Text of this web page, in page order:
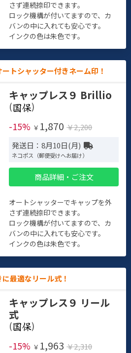
さず連続捺印できます。
ロック機構が付いてますので、カ
バンの中に入れても安心です。
インクの色は朱色です。
トシャッター付きネーム印！
キャップレス９ Brillio
(
)
-15% ￥ 1,870 ￥2,200
発送日：8月10日(月)
ネコポス（郵便受けへお届け）
商品詳細・ご注文
オートシャッターでキャップを外
さず連続捺印できます。
ロック機構が付いてますので、カ
バンの中に入れても安心です。
インクの色は朱色です。
最適なリール式！
キャップレス９ リール
式
(
)
-15% ￥ 1,963 ￥2,310